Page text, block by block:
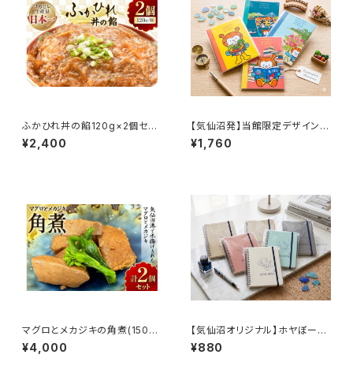
ふかひれ丼の餡120g×2個セッ
ト
¥2,400
【気仙沼発】当館限定デザイン！
ポップで可愛いホヤぼーやB6ノ
ート4冊セット
¥1,760
マグロとメカジキの角煮(150g)
×2個セット
¥4,000
【気仙沼オリジナル】ホヤぼーや
ゴムバンド付き リングノート（全
5色）
¥880